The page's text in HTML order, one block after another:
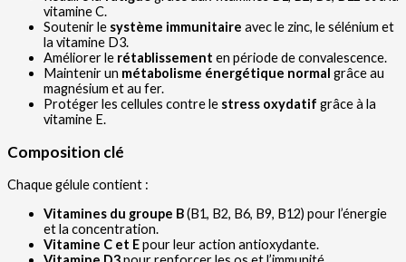
vitamine C.
Soutenir le système immunitaire avec le zinc, le sélénium et
la vitamine D3.
Améliorer le rétablissement en période de convalescence.
Maintenir un métabolisme énergétique normal grâce au
magnésium et au fer.
Protéger les cellules contre le stress oxydatif grâce à la
vitamine E.
Composition clé
Chaque gélule contient :
Vitamines du groupe B(B1, B2, B6, B9, B12) pour l’énergie
et la concentration.
Vitamine C et Epour leur action antioxydante.